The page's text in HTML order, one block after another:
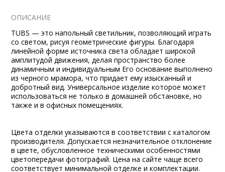
ОПИСАНИЕ
TUBS — это напольный светильник, позволяющий играть
со светом, рисуя геометрические фигуры. Благодаря
линейной форме источника света обладает широкой
амплитудой движения, делая пространство более
динамичным и индивидуальным Его основание выполнено
из черного мрамора, что придает ему изысканный и
добротный вид. Универсальное изделие которое может
использоваться не только в домашней обстановке, но
также и в офисных помещениях.
Цвета отделки указываются в соответствии с каталогом
производителя. Допускается незначительное отклонение
в цвете, обусловленное техническими особенностями
цветопередачи фотографий. Цена на сайте чаще всего
соответствует минимальной отделке и комплектации.